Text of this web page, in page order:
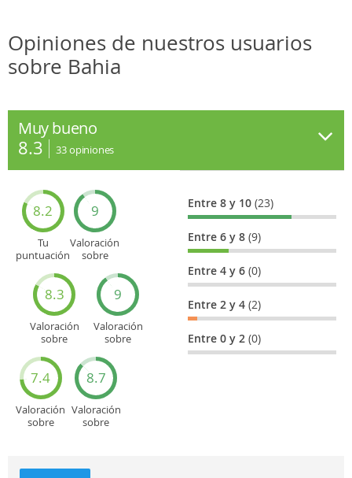
Opiniones de nuestros usuarios
sobre Bahia
Muy bueno
8.3 33opiniones
8.2
Tu
puntuación
9
Valoración
sobre
8.3
Valoración
sobre
9
Valoración
sobre
turísticos
7.4
Valoración
sobre
8.7
Valoración
sobre
Entre 8 y 10(23)
Entre 6 y 8(9)
Entre 4 y 6(0)
Entre 2 y 4(2)
Entre 0 y 2(0)